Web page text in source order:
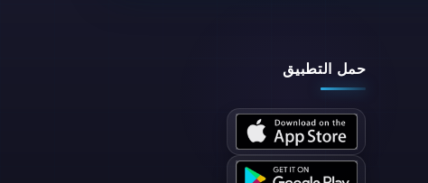
حمل التطبيق